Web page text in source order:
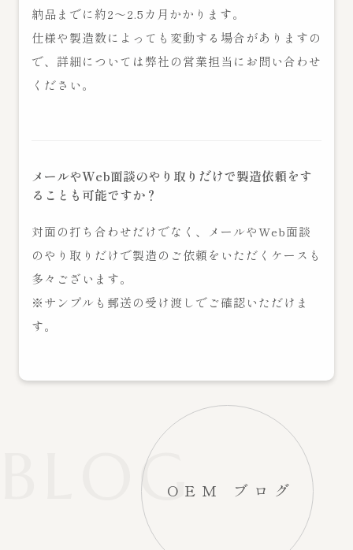
納品までに約2〜2.5カ月かかります。
仕様や製造数によっても変動する場合がありますの
で、詳細については弊社の営業担当にお問い合わせ
ください。
メールやWeb面談のやり取りだけで製造依頼をす
ることも可能ですか？
対面の打ち合わせだけでなく、メールやWeb面談
のやり取りだけで製造のご依頼をいただくケースも
多々ございます。
※サンプルも郵送の受け渡しでご確認いただけま
す。
BLOGOEM ブログ